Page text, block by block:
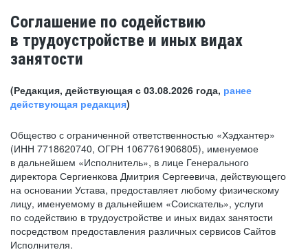
Соглашение по содействию
в трудоустройстве и иных видах
занятости
(Редакция, действующая с 03.08.2026 года, ранее
действующая редакция)
Общество с ограниченной ответственностью «Хэдхантер»
(ИНН 7718620740, ОГРН 1067761906805), именуемое
в дальнейшем «Исполнитель», в лице Генерального
директора Сергиенкова Дмитрия Сергеевича, действующего
на основании Устава, предоставляет любому физическому
лицу, именуемому в дальнейшем «Соискатель», услуги
по содействию в трудоустройстве и иных видах занятости
посредством предоставления различных сервисов Сайтов
Исполнителя.